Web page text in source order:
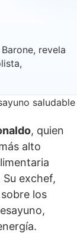
revela
, quien
alto
exchef,
los